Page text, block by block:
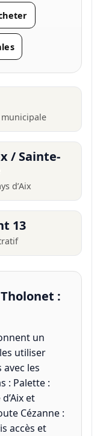
/ Sainte-
d’Aix
13
:
un
utiliser
les
: Palette :
et
Cézanne :
accès et